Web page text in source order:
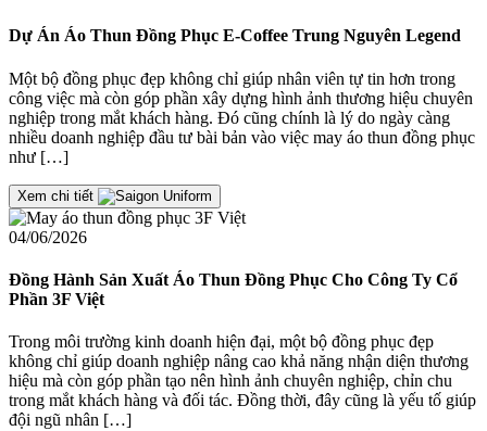
Dự Án Áo Thun Đồng Phục E-Coffee Trung Nguyên Legend
Một bộ đồng phục đẹp không chỉ giúp nhân viên tự tin hơn trong
công việc mà còn góp phần xây dựng hình ảnh thương hiệu chuyên
nghiệp trong mắt khách hàng. Đó cũng chính là lý do ngày càng
nhiều doanh nghiệp đầu tư bài bản vào việc may áo thun đồng phục
như […]
Xem chi tiết
04/06/2026
Đồng Hành Sản Xuất Áo Thun Đồng Phục Cho Công Ty Cổ
Phần 3F Việt
Trong môi trường kinh doanh hiện đại, một bộ đồng phục đẹp
không chỉ giúp doanh nghiệp nâng cao khả năng nhận diện thương
hiệu mà còn góp phần tạo nên hình ảnh chuyên nghiệp, chỉn chu
trong mắt khách hàng và đối tác. Đồng thời, đây cũng là yếu tố giúp
đội ngũ nhân […]